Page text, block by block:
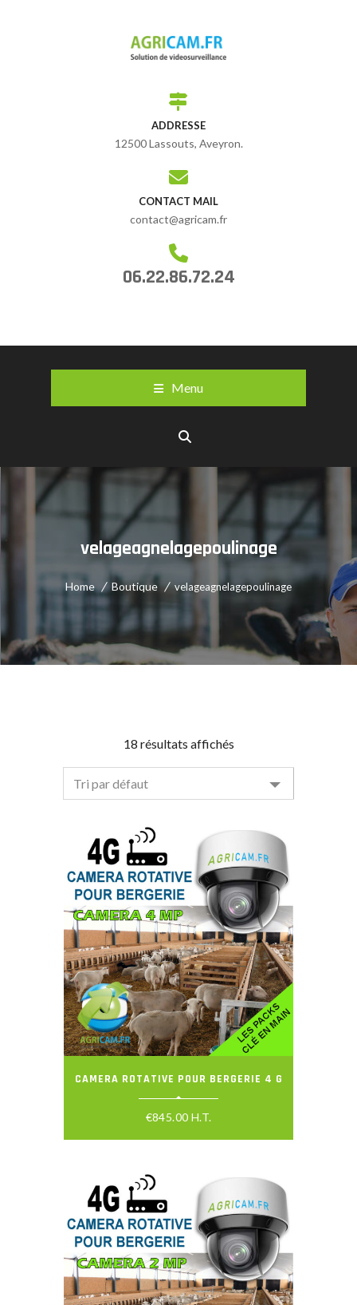
ADDRESSE
12500 Lassouts, Aveyron.
CONTACT MAIL
contact@agricam.fr
06.22.86.72.24
Menu
velageagnelagepoulinage
Home Boutique velageagnelagepoulinage
18 résultats affichés
CAMERA ROTATIVE POUR BERGERIE 4 G
€845.00 H.T.